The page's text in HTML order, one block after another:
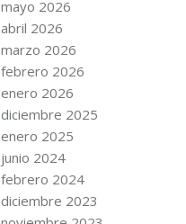
mayo 2026
abril 2026
marzo 2026
febrero 2026
enero 2026
diciembre 2025
enero 2025
junio 2024
febrero 2024
diciembre 2023